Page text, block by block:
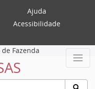
Ajuda
Acessibilidade
Fazenda